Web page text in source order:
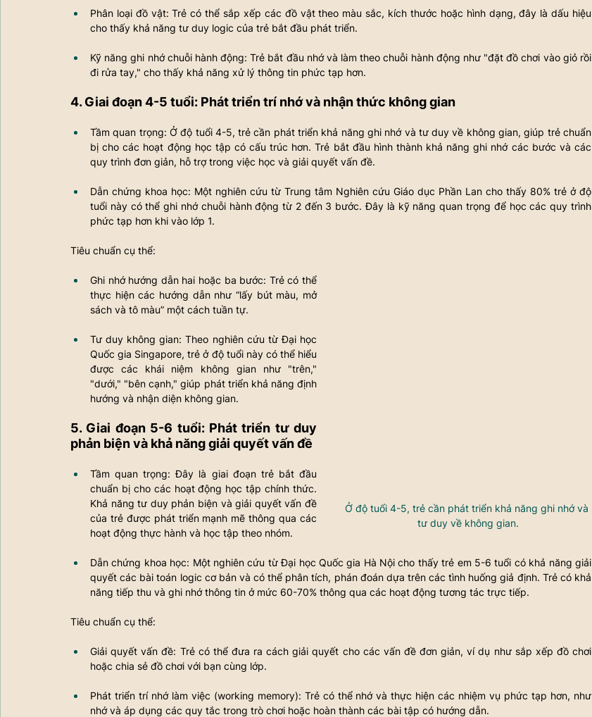
Phân loại đồ vật: Trẻ có thể sắp xếp các đồ vật theo màu sắc, kích thước hoặc hình dạng, đây là dấu hiệu
cho thấy khả năng tư duy logic của trẻ bắt đầu phát triển.
Kỹ năng ghi nhớ chuỗi hành động: Trẻ bắt đầu nhớ và làm theo chuỗi hành động như "đặt đồ chơi vào giỏ rồi
đi rửa tay," cho thấy khả năng xử lý thông tin phức tạp hơn.
4. Giai đoạn 4-5 tuổi: Phát triển trí nhớ và nhận thức không gian
Tầm quan trọng: Ở độ tuổi 4-5, trẻ cần phát triển khả năng ghi nhớ và tư duy về không gian, giúp trẻ chuẩn
bị cho các hoạt động học tập có cấu trúc hơn. Trẻ bắt đầu hình thành khả năng ghi nhớ các bước và các
quy trình đơn giản, hỗ trợ trong việc học và giải quyết vấn đề.
Dẫn chứng khoa học: Một nghiên cứu từ Trung tâm Nghiên cứu Giáo dục Phần Lan cho thấy 80% trẻ ở độ
tuổi này có thể ghi nhớ chuỗi hành động từ 2 đến 3 bước. Đây là kỹ năng quan trọng để học các quy trình
phức tạp hơn khi vào lớp 1.
Ở độ tuổi 4-5, trẻ cần phát triển khả năng ghi nhớ và
tư duy về không gian.
Tiêu chuẩn cụ thể:
Ghi nhớ hướng dẫn hai hoặc ba bước: Trẻ có thể
thực hiện các hướng dẫn như “lấy bút màu, mở
sách và tô màu” một cách tuần tự.
Tư duy không gian: Theo nghiên cứu từ Đại học
Quốc gia Singapore, trẻ ở độ tuổi này có thể hiểu
được các khái niệm không gian như "trên,"
"dưới," "bên cạnh," giúp phát triển khả năng định
hướng và nhận diện không gian.
5. Giai đoạn 5-6 tuổi: Phát triển tư duy
phản biện và khả năng giải quyết vấn đề
Tầm quan trọng: Đây là giai đoạn trẻ bắt đầu
chuẩn bị cho các hoạt động học tập chính thức.
Khả năng tư duy phản biện và giải quyết vấn đề
của trẻ được phát triển mạnh mẽ thông qua các
hoạt động thực hành và học tập theo nhóm.
Dẫn chứng khoa học: Một nghiên cứu từ Đại học Quốc gia Hà Nội cho thấy trẻ em 5-6 tuổi có khả năng giải
quyết các bài toán logic cơ bản và có thể phân tích, phán đoán dựa trên các tình huống giả định. Trẻ có khả
năng tiếp thu và ghi nhớ thông tin ở mức 60-70% thông qua các hoạt động tương tác trực tiếp.
Tiêu chuẩn cụ thể:
Giải quyết vấn đề: Trẻ có thể đưa ra cách giải quyết cho các vấn đề đơn giản, ví dụ như sắp xếp đồ chơi
hoặc chia sẻ đồ chơi với bạn cùng lớp.
Phát triển trí nhớ làm việc (working memory): Trẻ có thể nhớ và thực hiện các nhiệm vụ phức tạp hơn, như
nhớ và áp dụng các quy tắc trong trò chơi hoặc hoàn thành các bài tập có hướng dẫn.